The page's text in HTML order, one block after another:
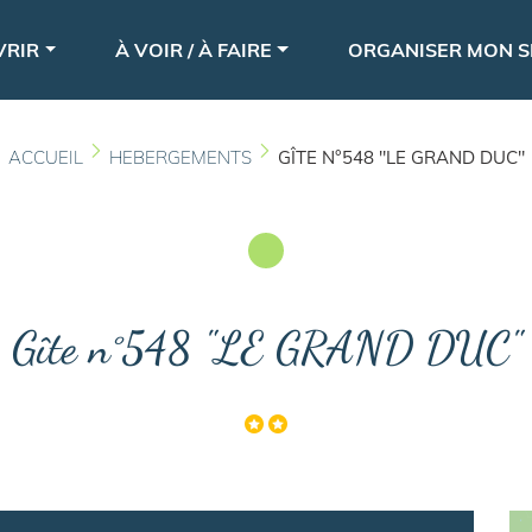
au
principal
À VOIR / À FAIRE ORGANISER MON
ACCUEIL HEBERGEMENTS GÎTE N°548 "LE GRAND DUC"
Gîte n°548 "LE GRAND DUC"